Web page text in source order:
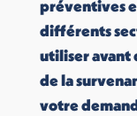
préventives
différents
utiliser avant
de la
votre